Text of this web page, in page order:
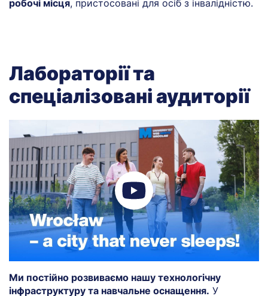
робочі місця, пристосовані для осіб з інвалідністю.
Лабораторії та
спеціалізовані аудиторії
Ми постійно розвиваємо нашу технологічну
інфраструктуру та навчальне оснащення. У